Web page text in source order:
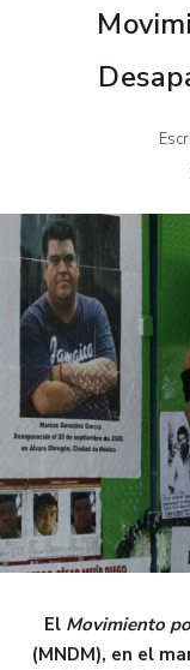
ElMovimiento
(MNDM), en el